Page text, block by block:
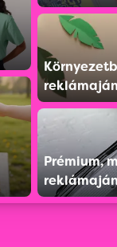
Prémium,